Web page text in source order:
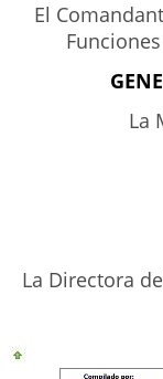
El
La
La Directora